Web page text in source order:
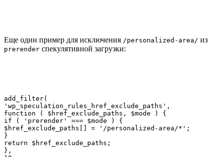
Еще один пример для исключения /personalized-area/ из
prerender спекулятивной загрузки:
add_filter(
'wp_speculation_rules_href_exclude_paths',
function ( $href_exclude_paths, $mode ) {
if ( 'prerender' === $mode ) {
$href_exclude_paths[] = '/personalized-area/*';
}
return $href_exclude_paths;
},